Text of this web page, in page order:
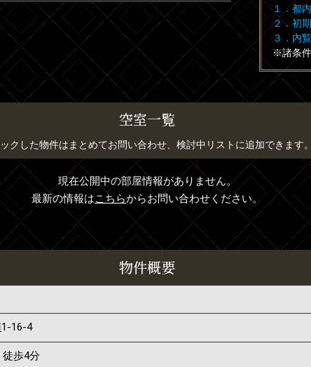
１．都
２．初
３．内
※諸条
空室一覧
クした物件はまとめてお問い合わせ、検討中リストに追加できます。
現在公開中の部屋情報がありません。
最新の情報はこちらからお問い合わせください。
物件概要
1-16-4
徒歩4分